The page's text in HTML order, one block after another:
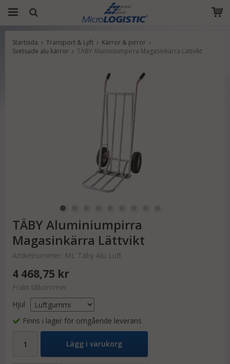
Produkten har blivit tillagd i varukorgen
Startsida Transport & Lyft
Kärror & pirror
Svetsade alu kärror
TÄBY Aluminiumpirra Magasinkärra Lättvikt
TÄBY Aluminiumpirra
Magasinkärra Lättvikt
Artikelnummer: ML Täby Alu Luft
4 468,75 kr
Frakt tillkommer
Hjul
Finns i lager för omgående leverans
Lägg i varukorg